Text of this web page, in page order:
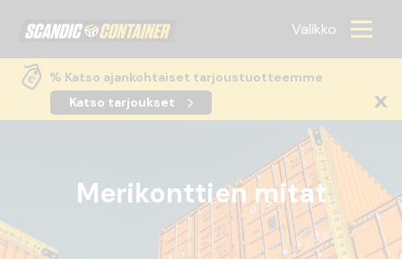
Scandic container
Valikko
% Katso ajankohtaiset tarjoustuotteemme
Katso tarjoukset
Merikonttien mitat